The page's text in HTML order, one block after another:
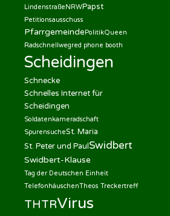
LindenstraßeNRWPapst
Petitionsausschuss
PfarrgemeindePolitikQueen
Radschnellwegred phone booth
Scheidingen
Schnecke
Schnelles Internet für
Scheidingen
Soldatenkameradschaft
SpurensucheSt. Maria
St. Peter und PaulSwidbert
Swidbert-Klause
Tag der Deutschen Einheit
TelefonhäuschenTheos Treckertreff
THTRVirus